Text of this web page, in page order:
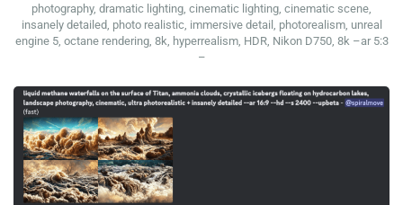
photography, dramatic lighting, cinematic lighting, cinematic scene,
insanely detailed, photo realistic, immersive detail, photorealism, unreal
engine 5, octane rendering, 8k, hyperrealism, HDR, Nikon D750, 8k –ar 5:3
–